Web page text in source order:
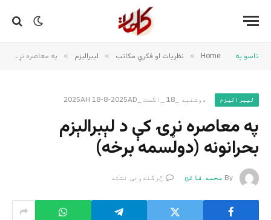
تاسو په Home
» نظریات او فکري مکاتب » لیبرالیزم » په معاصره نړۍ کې د لېبرالېزم بحرانونه (دولسمه برخه)
لیبرالیزم دوشنبه _18 _اگست _2025AH 18-8-2025AD
په معاصره نړۍ کې د لېبرالېزم
بحرانونه (دولسمه برخه)
By محمد فاتح څرگندونې نشته